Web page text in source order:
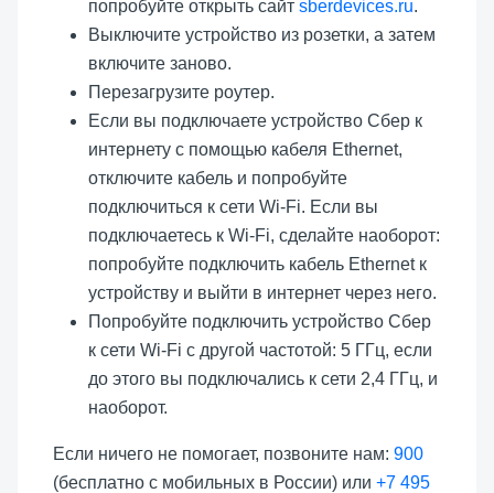
попробуйте открыть сайт sberdevices.ru.
Выключите устройство из розетки, а затем
включите заново.
Перезагрузите роутер.
Если вы подключаете устройство Сбер к
интернету с помощью кабеля Ethernet,
отключите кабель и попробуйте
подключиться к сети Wi-Fi. Если вы
подключаетесь к Wi-Fi, сделайте наоборот:
попробуйте подключить кабель Ethernet к
устройству и выйти в интернет через него.
Попробуйте подключить устройство Сбер
к сети Wi-Fi с другой частотой: 5 ГГц, если
до этого вы подключались к сети 2,4 ГГц, и
наоборот.
Если ничего не помогает, позвоните нам: 900
(бесплатно с мобильных в России) или +7 495